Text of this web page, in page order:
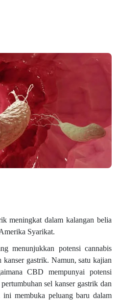
meningkat dalam kalangan belia
Syarikat.
menunjukkan potensi cannabis
kanser gastrik. Namun, satu kajian
CBD mempunyai potensi
sel kanser gastrik dan
ini membuka peluang baru dalam